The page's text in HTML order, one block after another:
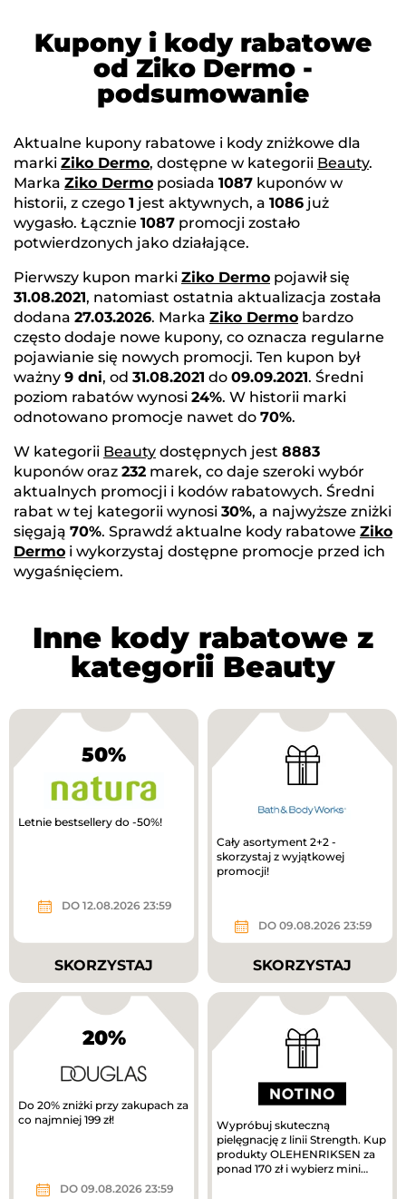
Kupony i kody rabatowe
od Ziko Dermo -
podsumowanie
Aktualne kupony rabatowe i kody zniżkowe dla
marki Ziko Dermo, dostępne w kategorii Beauty.
Marka Ziko Dermo posiada 1087 kuponów w
historii, z czego 1 jest aktywnych, a 1086 już
wygasło. Łącznie 1087 promocji zostało
potwierdzonych jako działające.
Pierwszy kupon marki Ziko Dermo pojawił się
31.08.2021, natomiast ostatnia aktualizacja została
dodana 27.03.2026. Marka Ziko Dermo bardzo
często dodaje nowe kupony, co oznacza regularne
pojawianie się nowych promocji. Ten kupon był
ważny 9 dni, od 31.08.2021 do 09.09.2021. Średni
poziom rabatów wynosi 24%. W historii marki
odnotowano promocje nawet do 70%.
W kategorii Beauty dostępnych jest 8883
kuponów oraz 232 marek, co daje szeroki wybór
aktualnych promocji i kodów rabatowych. Średni
rabat w tej kategorii wynosi 30%, a najwyższe zniżki
sięgają 70%. Sprawdź aktualne kody rabatowe Ziko
Dermo i wykorzystaj dostępne promocje przed ich
wygaśnięciem.
Inne kody rabatowe z
kategorii Beauty
50%
Letnie bestsellery do -50%!
DO 12.08.2026 23:59
SKORZYSTAJ
Cały asortyment 2+2 -
skorzystaj z wyjątkowej
promocji!
DO 09.08.2026 23:59
SKORZYSTAJ
20%
Do 20% zniżki przy zakupach za
co najmniej 199 zł!
DO 09.08.2026 23:59
Wypróbuj skuteczną
pielęgnację z linii Strength. Kup
produkty OLEHENRIKSEN za
ponad 170 zł i wybierz mini